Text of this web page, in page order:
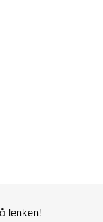
lenken!